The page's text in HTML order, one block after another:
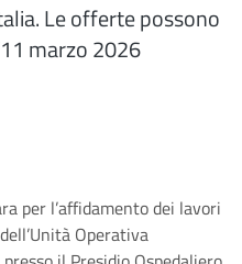
Le offerte possono
marzo 2026
per l’affidamento dei lavori
Operativa